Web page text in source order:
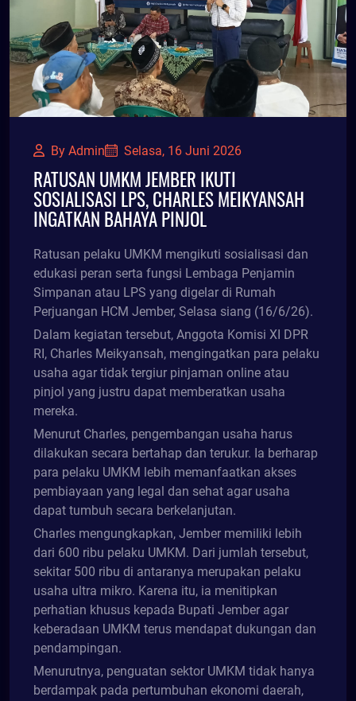
By Admin Selasa, 16 Juni 2026
RATUSAN UMKM JEMBER IKUTI
SOSIALISASI LPS, CHARLES MEIKYANSAH
INGATKAN BAHAYA PINJOL
Ratusan pelaku UMKM mengikuti sosialisasi dan
edukasi peran serta fungsi Lembaga Penjamin
Simpanan atau LPS yang digelar di Rumah
Perjuangan HCM Jember, Selasa siang (16/6/26).
Dalam kegiatan tersebut, Anggota Komisi XI DPR
RI, Charles Meikyansah, mengingatkan para pelaku
usaha agar tidak tergiur pinjaman online atau
pinjol yang justru dapat memberatkan usaha
mereka.
Menurut Charles, pengembangan usaha harus
dilakukan secara bertahap dan terukur. Ia berharap
para pelaku UMKM lebih memanfaatkan akses
pembiayaan yang legal dan sehat agar usaha
dapat tumbuh secara berkelanjutan.
Charles mengungkapkan, Jember memiliki lebih
dari 600 ribu pelaku UMKM. Dari jumlah tersebut,
sekitar 500 ribu di antaranya merupakan pelaku
usaha ultra mikro. Karena itu, ia menitipkan
perhatian khusus kepada Bupati Jember agar
keberadaan UMKM terus mendapat dukungan dan
pendampingan.
Menurutnya, penguatan sektor UMKM tidak hanya
berdampak pada pertumbuhan ekonomi daerah,